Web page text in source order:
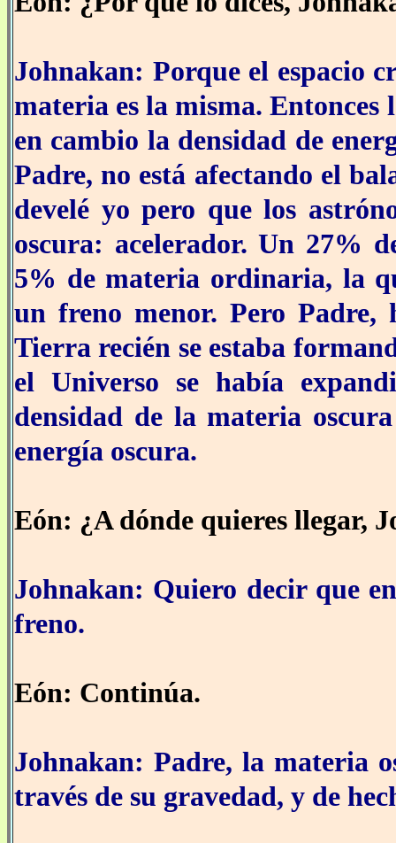
Johnakan: Porque el espacio
materia es la misma. Entonces
en cambio la densidad de
Padre, no está afectando el
develé yo pero que los
oscura: acelerador. Un 27%
5% de materia ordinaria, la
un freno menor. Pero Padre,
Tierra recién se estaba
el Universo se había
densidad de la materia
energía oscura.
Eón: ¿A dónde quieres llegar,
Johnakan: Quiero decir que
freno.
Eón: Continúa.
Johnakan: Padre, la materia
través de su gravedad, y de